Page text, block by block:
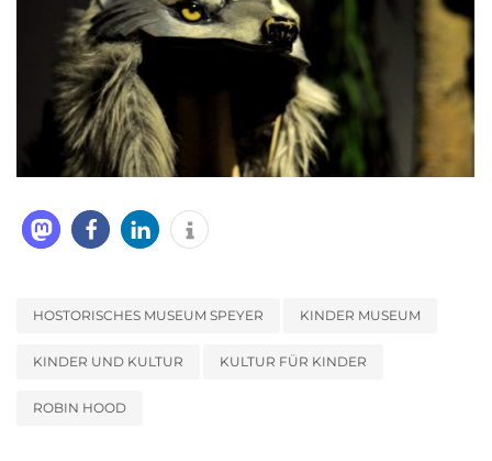
HOSTORISCHES MUSEUM SPEYER KINDER MUSEUM
KINDER UND KULTUR KULTUR FÜR KINDER
ROBIN HOOD